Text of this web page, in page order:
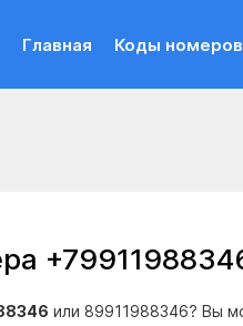
Главная Коды номеров
или 89911988346? Вы